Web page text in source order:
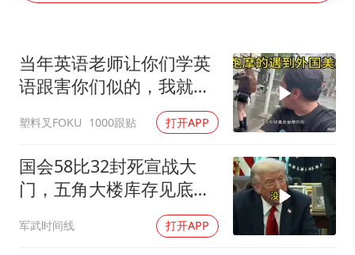
奋进开新局 实干挑大梁
当年英语老师让你们学英
语跟害你们似的，我就是
塑料叉FOKU 1000跟贴 打开APP
国会58比32封死宣战大
门，五角大楼库存见底，
特朗普叫停打伊朗那晚发
生了什么
军武时间线 打开APP